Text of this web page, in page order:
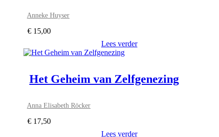
Anneke Huyser
€ 15,00
Lees verder
Het Geheim van Zelfgenezing
Anna Elisabeth Röcker
€ 17,50
Lees verder